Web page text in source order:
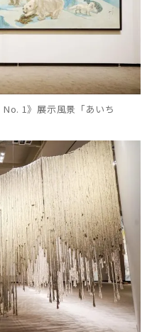
1》展示風景「あいち